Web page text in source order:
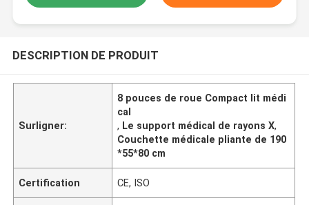
DESCRIPTION DE PRODUIT
Surligner:
8 pouces de roue Compact lit médi
cal
, Le support médical de rayons X,
Couchette médicale pliante de 190
*55*80 cm
Certification CE, ISO